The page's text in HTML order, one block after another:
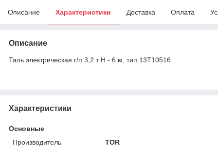
Описание Характеристики Доставка Оплата
Описание
Таль электрическая г/п 3,2 т Н - 6 м, тип 13Т10516
Характеристики
Основные
Производитель
TOR